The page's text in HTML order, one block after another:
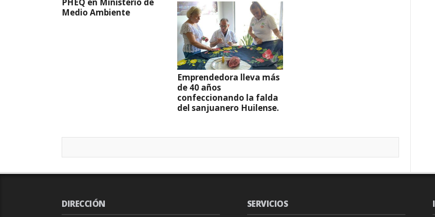
Medio Ambiente
Emprendedora lleva más
de 40 años
confeccionando la falda
del sanjuanero Huilense.
DIRECCIÓN SERVICIOS